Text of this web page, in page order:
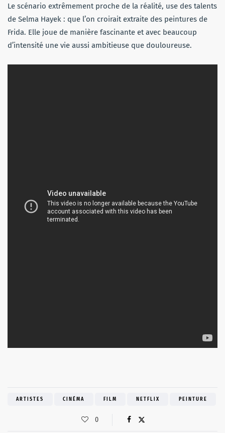
Le scénario extrêmement proche de la réalité, use des talents
de Selma Hayek : que l’on croirait extraite des peintures de
Frida. Elle joue de manière fascinante et avec beaucoup
d’intensité une vie aussi ambitieuse que douloureuse.
ARTISTES CINÉMA FILM NETFLIX PEINTURE
0